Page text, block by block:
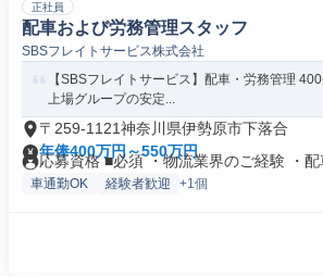
正社員
配車および労務管理スタッフ
SBSフレイトサービス株式会社
【SBSフレイトサービス】配車・労務管理
上場グループの安定...
〒259-1121神奈川県伊勢原市下落合
年俸400万円～550万円
応募資格 ■必須 ・物流業界のご経験 ・
車通勤OK 経験者歓迎 +1個